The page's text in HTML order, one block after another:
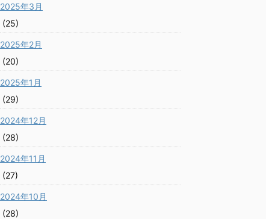
2025年3月
(25)
2025年2月
(20)
2025年1月
(29)
2024年12月
(28)
2024年11月
(27)
2024年10月
(28)